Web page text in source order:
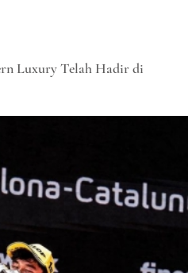
Luxury Telah Hadir di